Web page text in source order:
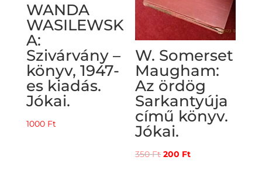
WANDA
WASILEWSK
A:
Szivárvány –
könyv, 1947-
es kiadás.
Jókai.
1000 Ft
W. Somerset
Maugham:
Az ördög
Sarkantyúja
című könyv.
Jókai.
350Ft Original
200 FtCurrent